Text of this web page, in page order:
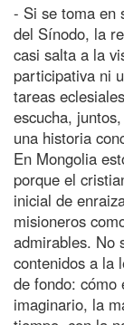
- Si se toma en
del Sínodo, la
casi salta a la
participativa ni
tareas
escucha,
una historia
En Mongolia
porque el
inicial de
misioneros
admirables. No
contenidos a la
de fondo: cómo
imaginario, la